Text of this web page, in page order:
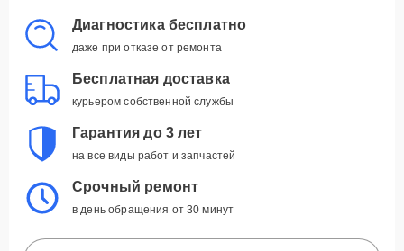
Диагностика бесплатно
даже при отказе от ремонта
Бесплатная доставка
курьером собственной службы
Гарантия до 3 лет
на все виды работ и запчастей
Срочный ремонт
в день обращения от 30 минут